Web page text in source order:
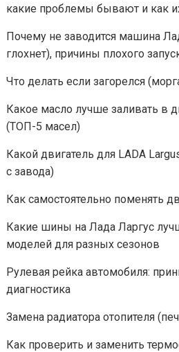
какие проблемы бывают и как
Почему не заводится машина
глохнет), причины плохого
Что делать если загорелся
Какое масло лучше заливать в
(ТОП-5 масел)
Какой двигатель для LADA
с завода)
Как самостоятельно поменять
Какие шины на Лада Ларгус
моделей для разных сезонов
Рулевая рейка автомобиля:
диагностика
Замена радиатора отопителя
Как проверить и заменить